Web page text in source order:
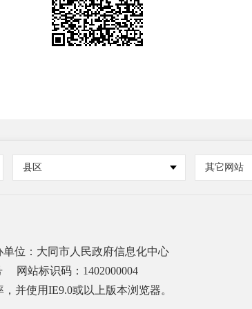
县区 其它网站
单位：大同市人民政府信息化中心
网站标识码：1402000004
并使用IE9.0或以上版本浏览器。